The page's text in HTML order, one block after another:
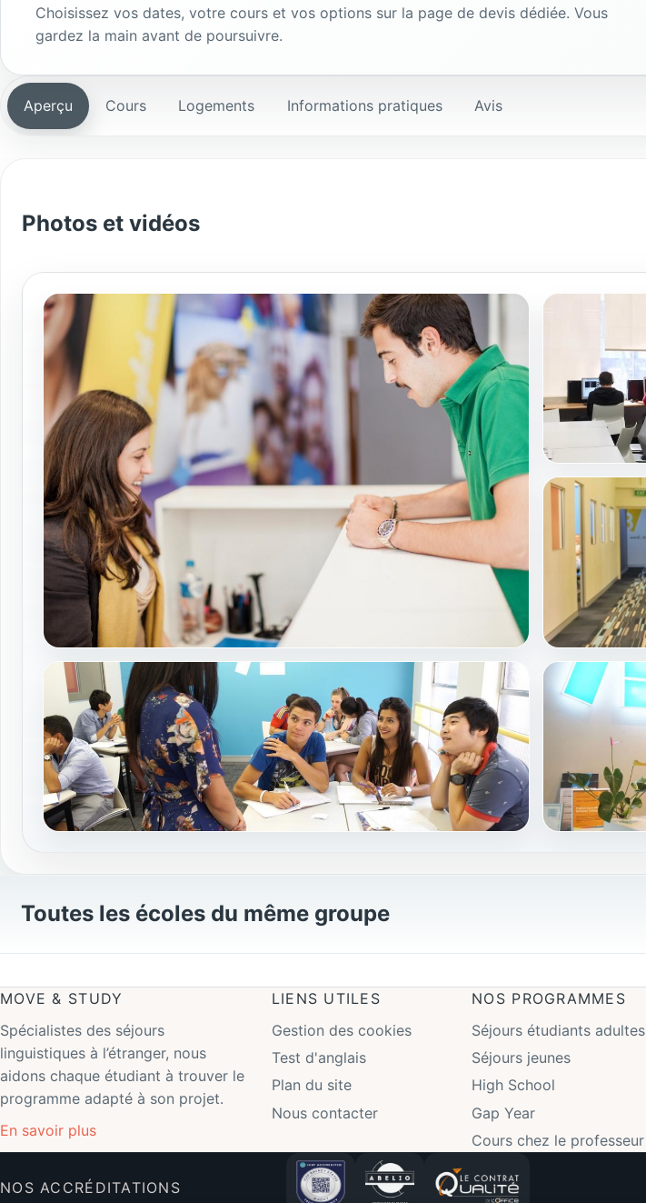
Choisissez vos dates, votre cours et vos options sur la page de devis dédiée. Vous
gardez la main avant de poursuivre.
Aperçu Cours Logements Informations pratiques Avis
Photos et vidéos
Toutes les écoles du même groupe
MOVE & STUDY
Spécialistes des séjours
linguistiques à l’étranger, nous
aidons chaque étudiant à trouver le
programme adapté à son projet.
En savoir plus
LIENS UTILES
Gestion des cookies
Test d'anglais
Plan du site
Nous contacter
NOS PROGRAMMES
Séjours étudiants adultes
Séjours jeunes
High School
Gap Year
Cours chez le professeur
NOS ACCRÉDITATIONS